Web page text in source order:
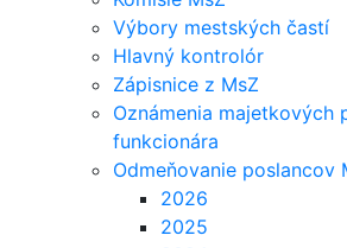
Výbory mestských častí
Hlavný kontrolór
Zápisnice z MsZ
Oznámenia majetkových
funkcionára
Odmeňovanie poslancov
2026
2025